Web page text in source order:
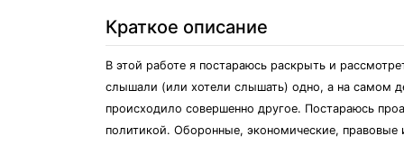
Краткое описание
В этой работе я постараюсь раскрыть и
слышали (или хотели слышать) одно, а на самом
происходило совершенно другое. Постараюсь
политикой. Оборонные, экономические,